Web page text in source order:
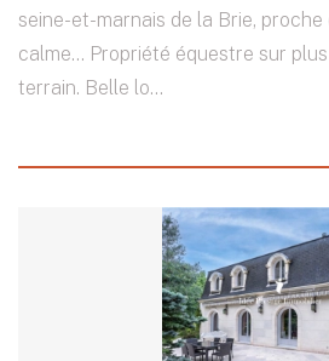
seine-et-marnais de la Brie,
calme... Propriété équestre sur
terrain. Belle lo...